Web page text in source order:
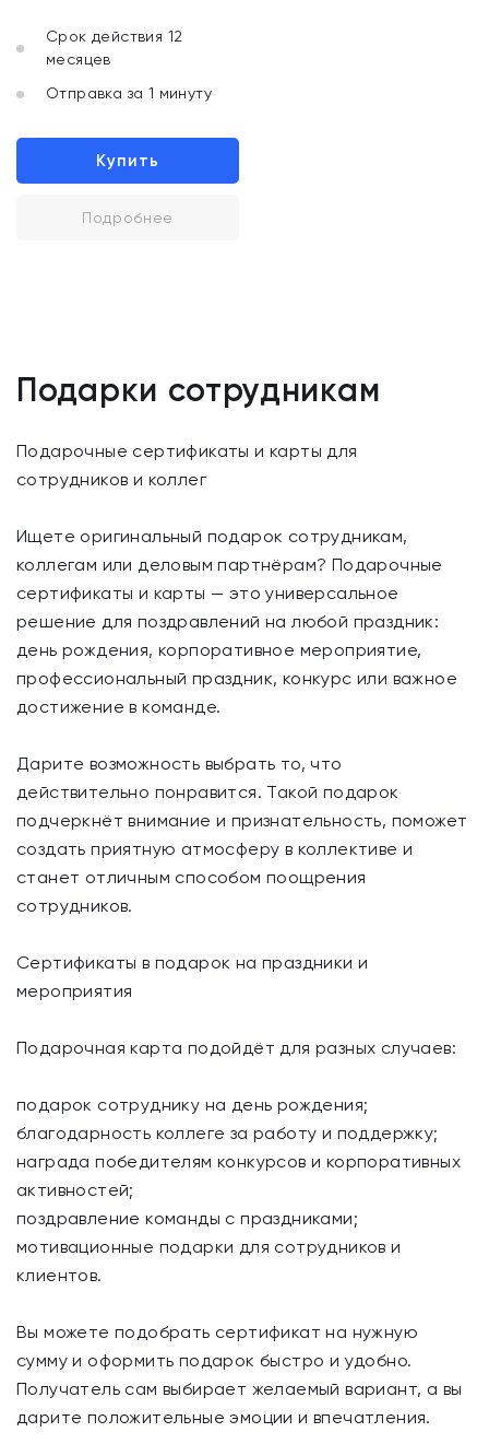
Срок действия 12
месяцев
Отправка за 1 минуту
Купить
Подробнее
Подарки сотрудникам
Подарочные сертификаты и карты для
сотрудников и коллег
Ищете оригинальный подарок сотрудникам,
коллегам или деловым партнёрам? Подарочные
сертификаты и карты — это универсальное
решение для поздравлений на любой праздник:
день рождения, корпоративное мероприятие,
профессиональный праздник, конкурс или важное
достижение в команде.
Дарите возможность выбрать то, что
действительно понравится. Такой подарок
подчеркнёт внимание и признательность, поможет
создать приятную атмосферу в коллективе и
станет отличным способом поощрения
сотрудников.
Сертификаты в подарок на праздники и
мероприятия
Подарочная карта подойдёт для разных случаев:
подарок сотруднику на день рождения;
благодарность коллеге за работу и поддержку;
награда победителям конкурсов и корпоративных
активностей;
поздравление команды с праздниками;
мотивационные подарки для сотрудников и
клиентов.
Вы можете подобрать сертификат на нужную
сумму и оформить подарок быстро и удобно.
Получатель сам выбирает желаемый вариант, а вы
дарите положительные эмоции и впечатления.